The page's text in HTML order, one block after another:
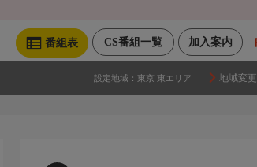
加入案内
CS番組一覧
番組表
設定地域： 東京 東エリア 地域変更